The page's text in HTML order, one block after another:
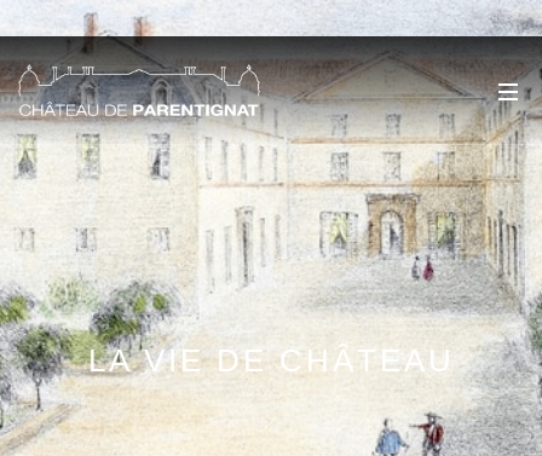
LA VIE DE CHÂTEAU